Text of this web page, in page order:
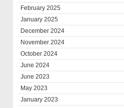
February 2025
January 2025
December 2024
November 2024
October 2024
June 2024
June 2023
May 2023
January 2023